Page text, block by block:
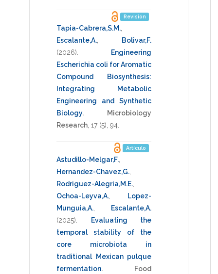
Revisión
Tapia-Cabrera,S.M.
Escalante,A.
Bolivar,F.
(2026)
Engineering
Escherichia coli for Aromatic
Compound Biosynthesis:
Integrating Metabolic
Engineering and Synthetic
Biology.
Microbiology
Research 17 (5), 94
Artículo
Astudillo-Melgar,F.
Hernandez-Chavez,G.
Rodriguez-Alegria,M.E.
Ochoa-Leyva,A.
Lopez-
Munguia,A.
Escalante,A.
(2025)
Evaluating the
temporal stability of the
core microbiota in
traditional Mexican pulque
fermentation.
Food